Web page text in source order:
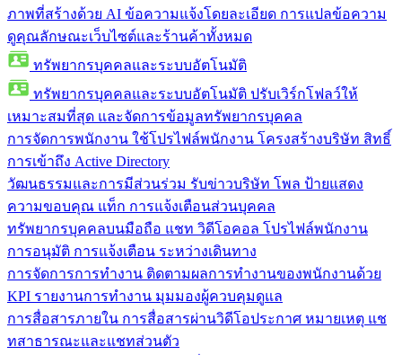
ภาพที่สร้างด้วย AI ข้อความแจ้งโดยละเอียด การแปลข้อความ
ดูคุณลักษณะเว็บไซต์และร้านค้าทั้งหมด
ทรัพยากรบุคคลและระบบอัตโนมัติ
ทรัพยากรบุคคลและระบบอัตโนมัติ ปรับเวิร์กโฟลว์ให้
เหมาะสมที่สุด และจัดการข้อมูลทรัพยากรบุคคล
การจัดการพนักงาน ใช้โปรไฟล์พนักงาน โครงสร้างบริษัท สิทธิ์
การเข้าถึง Active Directory
วัฒนธรรมและการมีส่วนร่วม รับข่าวบริษัท โพล ป้ายแสดง
ความขอบคุณ แท็ก การแจ้งเตือนส่วนบุคคล
ทรัพยากรบุคคลบนมือถือ แชท วิดีโอคอล โปรไฟล์พนักงาน
การอนุมัติ การแจ้งเตือน ระหว่างเดินทาง
การจัดการการทำงาน ติดตามผลการทำงานของพนักงานด้วย
KPI รายงานการทำงาน มุมมองผู้ควบคุมดูแล
การสื่อสารภายใน การสื่อสารผ่านวิดีโอประกาศ หมายเหตุ แช
ทสาธารณะและแชทส่วนตัว